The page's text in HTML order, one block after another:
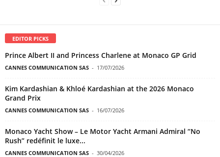
EDITOR PICKS
Prince Albert II and Princess Charlene at Monaco GP Grid
CANNES COMMUNICATION SAS - 17/07/2026
Kim Kardashian & Khloé Kardashian at the 2026 Monaco
Grand Prix
CANNES COMMUNICATION SAS - 16/07/2026
Monaco Yacht Show – Le Motor Yacht Armani Admiral “No
Rush” redéfinit le luxe...
CANNES COMMUNICATION SAS - 30/04/2026